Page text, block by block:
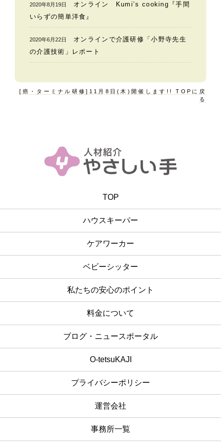
2020年8月19日
オンライン Kumi’s cooking『手間
いらずの簡単洋食』
2020年6月22日
オンラインで介護研修「小野寺先生
の介護技術」レポート
[癌・ターミナル研修]11月8日(木)開催します!! TOPに戻
る
TOP
ハウスキーパー
ケアワーカー
ベビーシッター
私たちの安心のポイント
料金について
ブログ・ニュースポータル
O-tetsuKAJI
プライバシーポリシー
運営会社
事務所一覧